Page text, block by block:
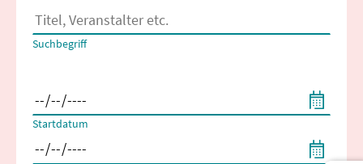
Es erscheinen Suchvorschläge, wenn mindestens 2 Zeichen
Suchbegriff
Startdatum